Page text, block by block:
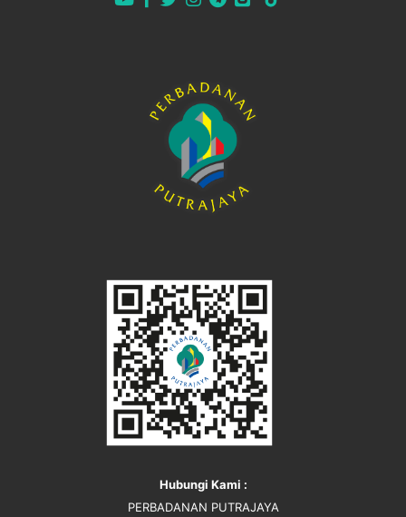
Hubungi Kami :
PERBADANAN PUTRAJAYA